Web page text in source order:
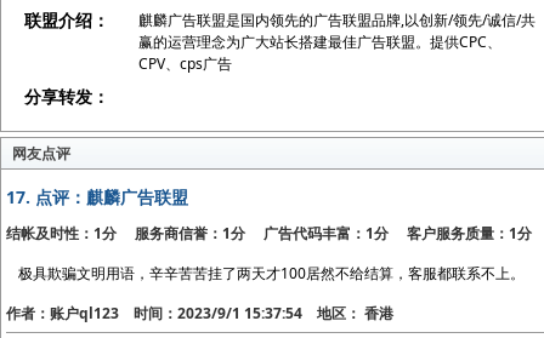
联盟介绍：
麒麟广告联盟是国内领先的广告联盟品牌,以创新/领先/诚信/共
赢的运营理念为广大站长搭建最佳广告联盟。提供CPC、
CPV、cps广告
分享转发：
网友点评
17. 点评：麒麟广告联盟
结帐及时性：1分 服务商信誉：1分 广告代码丰富：1分 客户服务质量：1分
极具欺骗文明用语，辛辛苦苦挂了两天才100居然不给结算，客服都联系不上。
作者：账户ql123 时间：2023/9/1 15:37:54 地区： 香港